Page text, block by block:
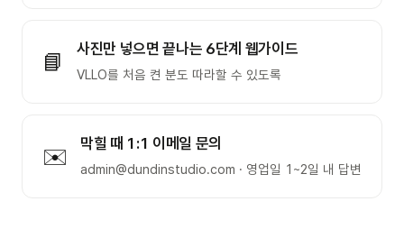
📘 사진만 넣으면 끝나는 6단계 웹가이드
VLLO를 처음 켠 분도 따라할 수 있도록
✉️ 막힐 때 1:1 이메일 문의
admin@dundinstudio.com · 영업일 1~2일 내 답변